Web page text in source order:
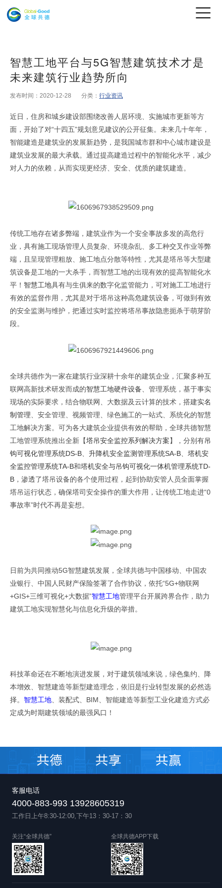
智慧工地平台与5G智慧建筑技术才是
未来建筑行业趋势所向
发布时间：2020-12-28 分类： 行业资讯
近日，住房和城乡建设部围绕改善人居环境、实施城市更新等方
面，开始了对“十四五”规划意见建议的公开征集。未来几十年年，
智能建造是建筑业的发展新趋势，是我国城市群和中心城市建设是
建筑业发展的最大承载。通过提高建造过程中的智能化水平，减少
对人力的依赖，从而实现更经济、安全、优质的建筑建造。
传统工地存在诸多弊端，建筑业作为一个安全事故多发的高危行
业，具有施工现场管理人员复杂、环境杂乱、多工种交叉作业等弊
端，且呈现管理粗放、施工地点分散等特性，尤其是塔吊等大型建
筑设备是工地的一大杀手，而智慧工地的出现有效的提高智能化水
平！ 智慧工地具有与生俱来的数字化监管能力，可对施工工地进行
有效的监督作用，尤其是对于塔吊这种高危建筑设备，可做到有效
的安全监测与维护，把通过实时监控将塔吊事故隐患扼杀于萌芽阶
段。
全球共德作为一家在建筑行业深耕十余年的建筑企业，汇聚多种互
联网高新技术研发而成的智慧工地硬件设备 、管理系统，基于事实
现场的实际要求，结合物联网、大数据及云计算的技术，搭建实名
制管理 、安全管理、视频管理、绿色施工的一站式、系统化的智慧
工地解决方案。可为各大建筑企业提供有效的帮助，全球共德智慧
工地管理系统推出全新【塔吊安全监控系列解决方案】，分别有吊
钩可视化管理系统DS-B 升降机安全监测管理系统SA-B
塔机安
全监控管理系统TA-B和塔机安全与吊钩可视化一体机管理系统TD-
B ，渗透了塔吊设备的各个使用过程，起到协助安管人员全面掌握
塔吊运行状态，确保塔司安全操作的重大作用，让传统工地走进“0
事故率”时代不再是妄想。
日前为共同推动5G智慧建筑发展，全球共德与中国移动、中国农
业银行、中国人民财产保险签署了合作协议，依托“5G+物联网
+GIS+三维可视化+大数据”智慧工地管理平台开展跨界合作，助力
建筑工地实现智慧化与信息化升级的举措。
科技革命还在不断地演进发展，对于建筑领域来说，绿色集约、降
本增效、智慧建造等新型建造理念，依旧是行业转型发展的必然选
择。 智慧工地、 装配式、BIM、智能建造等新型工业化建造方式必
定成为时期建筑领域的最强风口！
客服电话
4000-883-993 13928605319
工作日上午8:30-12:00,下午13：30-17：30
关注“全球共德” 全球共德APP下载